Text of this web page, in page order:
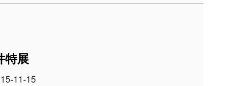
特展
11-15